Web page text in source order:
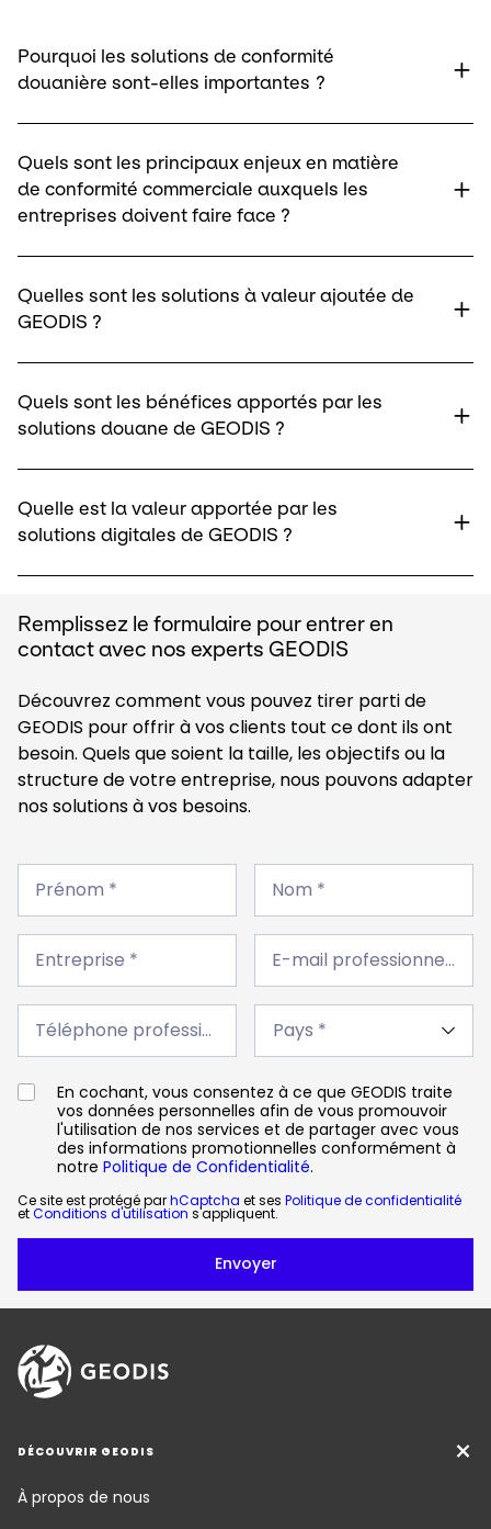
Pourquoi les solutions de conformité
douanière sont-elles importantes ?
Quels sont les principaux enjeux en matière
de conformité commerciale auxquels les
entreprises doivent faire face ?​
Quelles sont les solutions à valeur ajoutée de
GEODIS ?
Quels sont les bénéfices apportés par les
solutions douane de GEODIS ?​
Quelle est la valeur apportée par les
solutions digitales de GEODIS ?​
Remplissez le formulaire pour entrer en
contact avec nos experts GEODIS
Découvrez comment vous pouvez tirer parti de
GEODIS pour offrir à vos clients tout ce dont ils ont
besoin. Quels que soient la taille, les objectifs ou la
structure de votre entreprise, nous pouvons adapter
nos solutions à vos besoins.
Prénom
Prénom *
Nom
Nom *
Entreprise
Entreprise *
E-
mail
professionnel
*
E-mail professionnel *
Téléphone
professionnel Téléphone professionnel *
Pays
En cochant, vous consentez à ce que GEODIS traite
vos données personnelles afin de vous promouvoir
l'utilisation de nos services et de partager avec vous
des informations promotionnelles conformément à
notre Politique de Confidentialité.
Ce site est protégé parhCaptcha et ses Politique de confidentialité
etConditions d'utilisation s'appliquent.
DÉCOUVRIR GEODIS
À propos de nous